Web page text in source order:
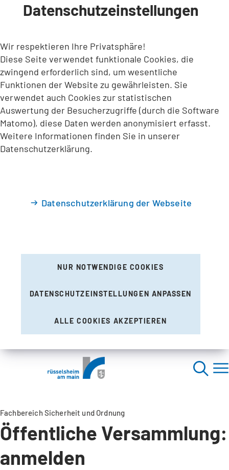
INHALT ANSPRINGEN
Datenschutzeinstellungen
Wir respektieren Ihre Privatsphäre!
Diese Seite verwendet funktionale Cookies, die
zwingend erforderlich sind, um wesentliche
Funktionen der Website zu gewährleisten. Sie
verwendet auch Cookies zur statistischen
Auswertung der Besucherzugriffe (durch die Software
Matomo), diese Daten werden anonymisiert erfasst.
Weitere Informationen finden Sie in unserer
Datenschutzerklärung.
Datenschutzerklärung der Webseite
NUR NOTWENDIGE COOKIES
DATENSCHUTZEINSTELLUNGEN ANPASSEN
ALLE COOKIES AKZEPTIEREN
Fachbereich Sicherheit und Ordnung
Öffentliche Versammlung:
anmelden